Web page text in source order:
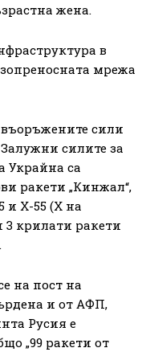
жена.
в
мрежа
сили
силите за
Украйна са
ракети „Кинжал“,
и Х-55 (Х на
3 крилати ракети
на пост на
и от АФП,
Русия е
„99 ракети от